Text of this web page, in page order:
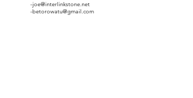
-joe@interlinkstone.net
-betorowatu@gmail.com